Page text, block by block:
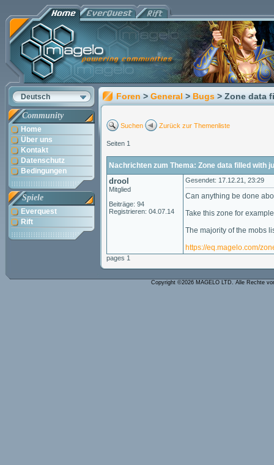
Deutsch
Community
Home
Über uns
Kontakt
Datenschutz
Bedingungen
Spiele
Everquest
Rift
Foren > General > Bugs > Zone data
Suchen Zurück zur Themenliste
Seiten 1
Nachrichten zum Thema: Zone data filled with
drool
Mitglied
Beiträge: 94
Registrieren: 04.07.14
Gesendet: 17.12.21, 23:29
Can anything be done
Take this zone for
The majority of the mobs
https://eq.magelo.com/
pages 1
Copyright ©2026 MAGELO LTD. Alle Rechte